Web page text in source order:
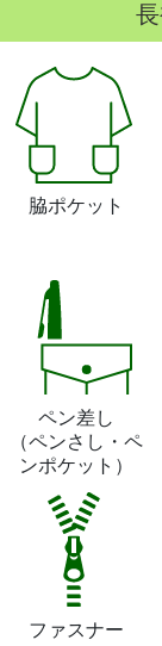
脇ポケット
ペン差し
（ペンさし・ペ
ンポケット）
ファスナー